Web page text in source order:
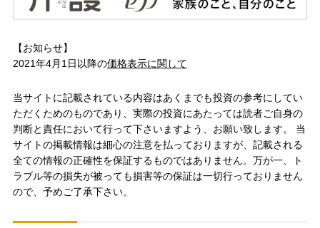
【お知らせ】
2021年4月1日以降の価格表示に関して
当サイトに記載されている内容はあくまでも投資の参考にしてい
ただくためのものであり、実際の投資にあたっては読者ご自身の
判断と責任において行って下さいますよう、お願い致します。 当
サイトの掲載情報は細心の注意を払っておりますが、記載される
全ての情報の正確性を保証するものではありません。万が一、ト
ラブル等の損失が被っても損害等の保証は一切行っておりません
ので、予めご了承下さい。